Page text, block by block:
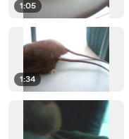
1:05
1:34